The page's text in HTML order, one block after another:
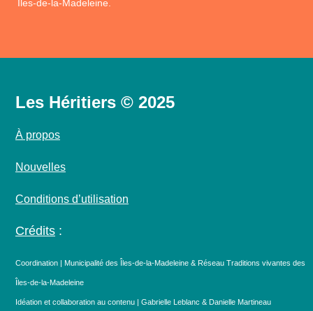
Îles-de-la-Madeleine.
Les Héritiers © 2025
À propos
Nouvelles
Conditions d’utilisation
Crédits :
Coordination | Municipalité des Îles-de-la-Madeleine & Réseau Traditions vivantes des
Îles-de-la-Madeleine
Idéation et collaboration au contenu | Gabrielle Leblanc & Danielle Martineau